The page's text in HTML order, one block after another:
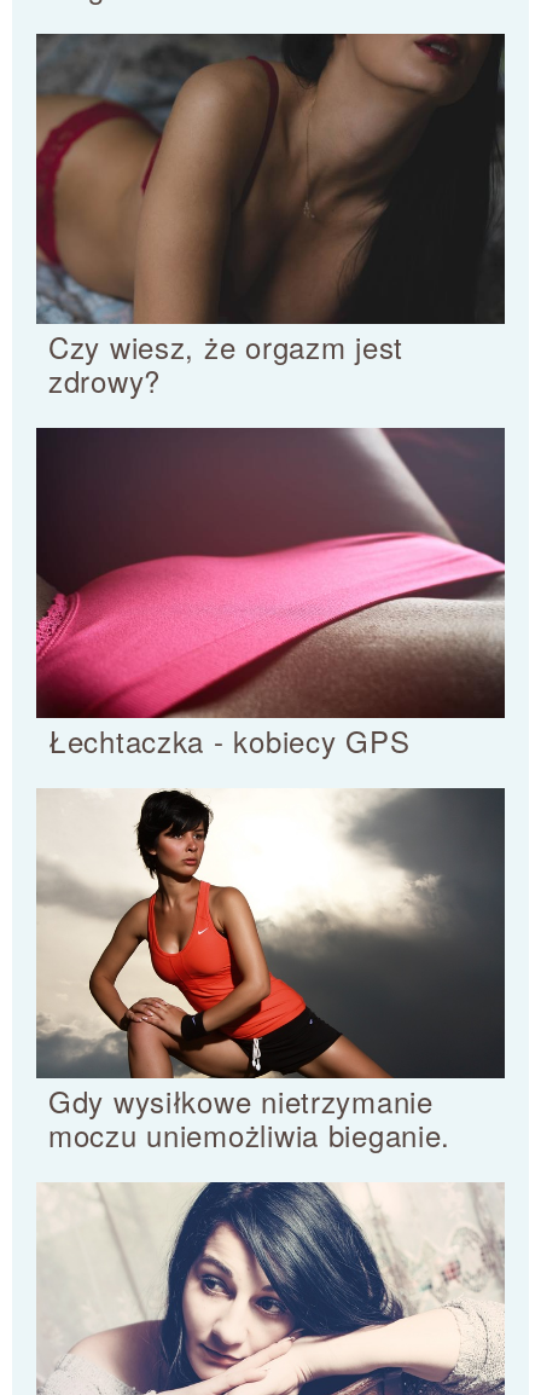
Czy wiesz, że orgazm jest
zdrowy?
Łechtaczka - kobiecy GPS
Gdy wysiłkowe nietrzymanie
moczu uniemożliwia bieganie.